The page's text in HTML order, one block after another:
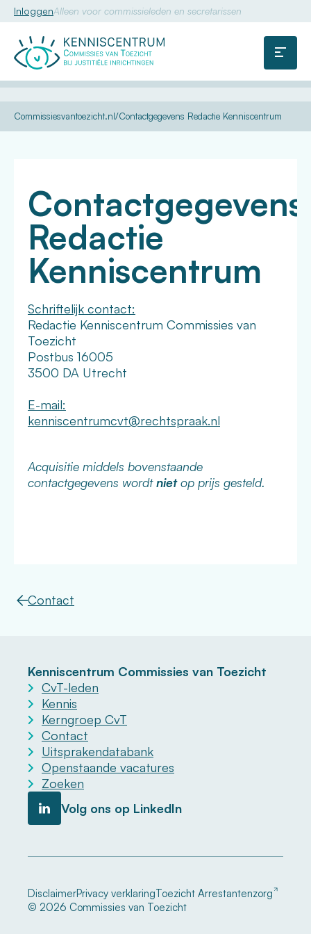
Commissie
Menu
InloggenAlleen voor commissieleden en secretarissen
U
hier:
Commissiesvantoezicht.nl
Contact Contactgegevens Redactie Kenniscentrum
Contactgegevens
Redactie
Kenniscentrum
Schriftelijk contact:
Redactie Kenniscentrum Commissies van
Toezicht
Postbus 16005
3500 DA Utrecht
E-mail:
kenniscentrumcvt@rechtspraak.nl
Acquisitie middels bovenstaande
contactgegevens wordtnietop prijs gesteld.
Contact
Kenniscentrum Commissies van Toezicht
CvT-leden
Kennis
Kerngroep CvT
Contact
Uitsprakendatabank
Openstaande vacatures
Zoeken
Volg ons op LinkedIn
DisclaimerPrivacy verklaringToezicht Arrestantenzorg
© 2026 Commissies van Toezicht